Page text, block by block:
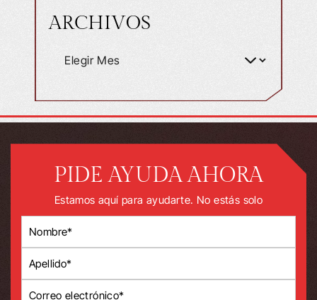
ARCHIVOS
PIDE AYUDA AHORA
Estamos aquí para ayudarte. No estás solo